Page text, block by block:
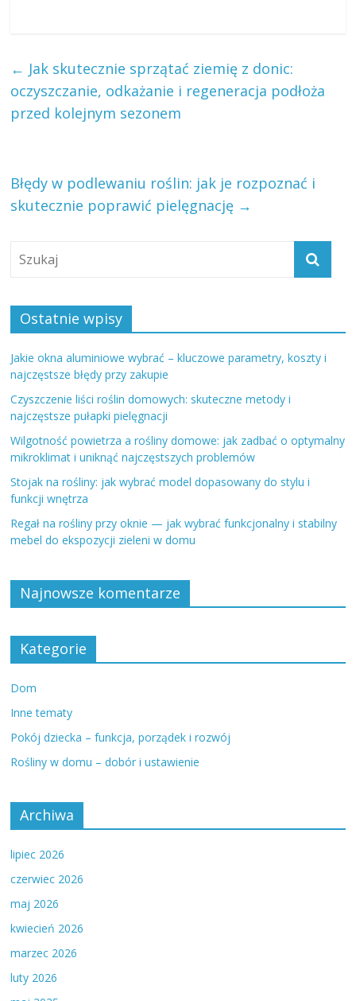
← Jak skutecznie sprzątać ziemię z donic:
oczyszczanie, odkażanie i regeneracja podłoża
przed kolejnym sezonem
Błędy w podlewaniu roślin: jak je rozpoznać i
skutecznie poprawić pielęgnację →
Ostatnie wpisy
Jakie okna aluminiowe wybrać – kluczowe parametry, koszty i
najczęstsze błędy przy zakupie
Czyszczenie liści roślin domowych: skuteczne metody i
najczęstsze pułapki pielęgnacji
Wilgotność powietrza a rośliny domowe: jak zadbać o optymalny
mikroklimat i uniknąć najczęstszych problemów
Stojak na rośliny: jak wybrać model dopasowany do stylu i
funkcji wnętrza
Regał na rośliny przy oknie — jak wybrać funkcjonalny i stabilny
mebel do ekspozycji zieleni w domu
Najnowsze komentarze
Kategorie
Dom
Inne tematy
Pokój dziecka – funkcja, porządek i rozwój
Rośliny w domu – dobór i ustawienie
Archiwa
lipiec 2026
czerwiec 2026
maj 2026
kwiecień 2026
marzec 2026
luty 2026